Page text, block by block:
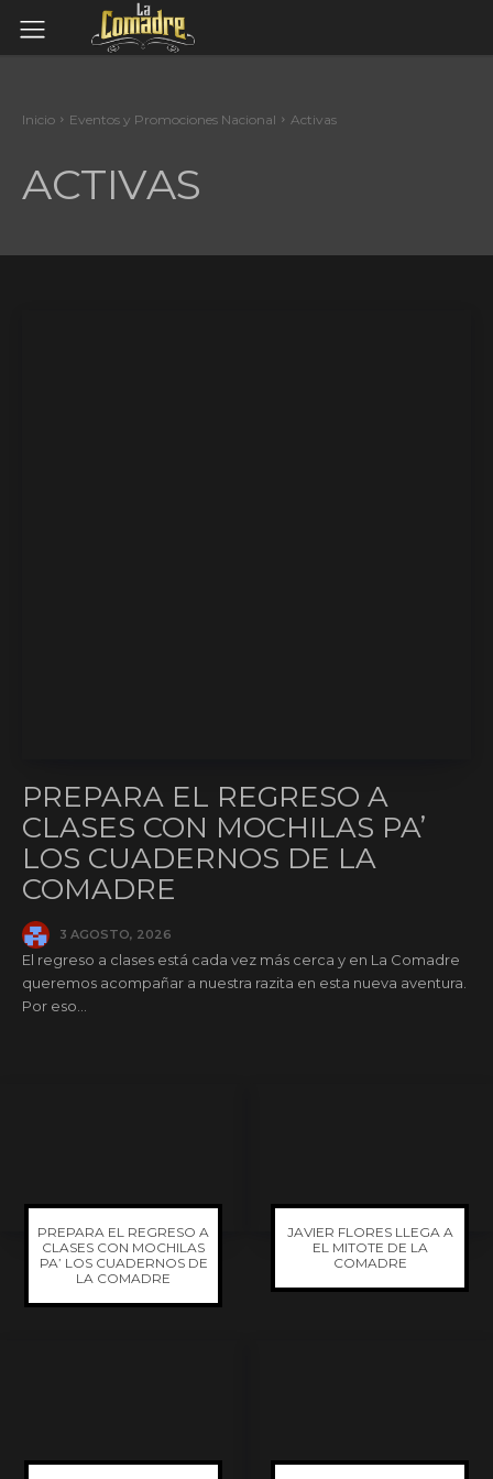
Inicio Eventos y Promociones Nacional Activas
ACTIVAS
PREPARA EL REGRESO A
CLASES CON MOCHILAS PA’
LOS CUADERNOS DE LA
COMADRE
3 AGOSTO, 2026
El regreso a clases está cada vez más cerca y en La Comadre
queremos acompañar a nuestra razita en esta nueva aventura.
Por eso...
PREPARA EL REGRESO A
CLASES CON MOCHILAS
PA’ LOS CUADERNOS DE
LA COMADRE
JAVIER FLORES LLEGA A
EL MITOTE DE LA
COMADRE